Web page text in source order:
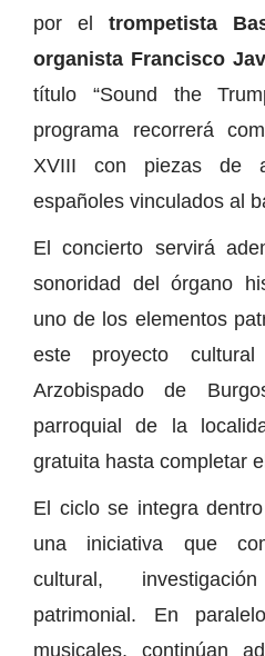
por el trompetista
organista Francisco
título “Sound the
programa recorrerá
XVIII con piezas de
españoles vinculados al
El concierto servirá
sonoridad del órgano
uno de los elementos
este proyecto
Arzobispado de
parroquial de la
gratuita hasta completar
El ciclo se integra
una iniciativa que
cultural,
patrimonial. En
musicales, continúan